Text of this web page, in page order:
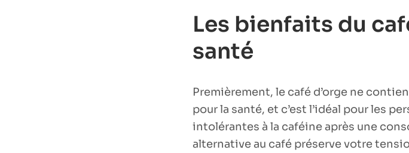
Les bienfaits du
santé
Premièrement, le café d’orge ne
pour la santé, et c’est l’idéal pour les
intolérantes à la caféine après une
alternative au café préserve votre